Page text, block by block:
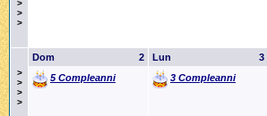
>
>
>
>
>
>
>
2
Dom
5 Compleanni
3
Lun
3 Compleanni